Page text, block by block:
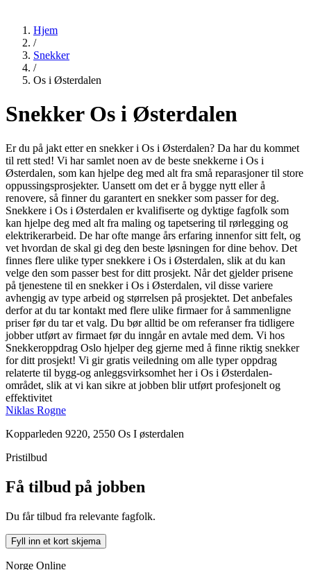
Hjem
/
Snekker
/
Os i Østerdalen
Snekker Os i Østerdalen
Er du på jakt etter en snekker i Os i Østerdalen? Da har du kommet
til rett sted! Vi har samlet noen av de beste snekkerne i Os i
Østerdalen, som kan hjelpe deg med alt fra små reparasjoner til store
oppussingsprosjekter. Uansett om det er å bygge nytt eller å
renovere, så finner du garantert en snekker som passer for deg.
Snekkere i Os i Østerdalen er kvalifiserte og dyktige fagfolk som
kan hjelpe deg med alt fra maling og tapetsering til rørlegging og
elektrikerarbeid. De har ofte mange års erfaring innenfor sitt felt, og
vet hvordan de skal gi deg den beste løsningen for dine behov. Det
finnes flere ulike typer snekkere i Os i Østerdalen, slik at du kan
velge den som passer best for ditt prosjekt. Når det gjelder prisene
på tjenestene til en snekker i Os i Østerdalen, vil disse variere
avhengig av type arbeid og størrelsen på prosjektet. Det anbefales
derfor at du tar kontakt med flere ulike firmaer for å sammenligne
priser før du tar et valg. Du bør alltid be om referanser fra tidligere
jobber utført av firmaet før du inngår en avtale med dem. Vi hos
Snekkeroppdrag Oslo hjelper deg gjerne med å finne riktig snekker
for ditt prosjekt! Vi gir gratis veiledning om alle typer oppdrag
relaterte til bygg-og anleggsvirksomhet her i Os i Østerdalen-
området, slik at vi kan sikre at jobben blir utført profesjonelt og
effektivitet
Niklas Rogne
Kopparleden 9220, 2550 Os I østerdalen
Pristilbud
Få tilbud på jobben
Du får tilbud fra relevante fagfolk.
Fyll inn et kort skjema
Norge Online